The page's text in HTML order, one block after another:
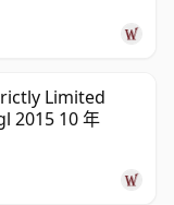
Limited
2015 10 年